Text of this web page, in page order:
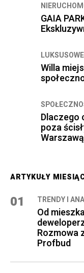
GAIA
Willa
Dlaczego
poza
ARTYKUŁY
01 TRENDY I
Od
Rozmowa
Profbud